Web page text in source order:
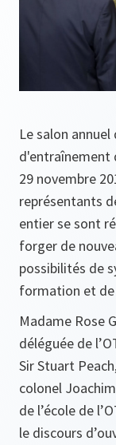
Le salon
d'entraînement
29 novembre
représentants
entier se sont
forger de
possibilités de
formation et de
Madame Rose
déléguée de
Sir Stuart
colonel
de l’école de
le discours